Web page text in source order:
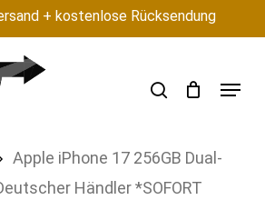
+ kostenlose Rücksendung
search Menu
Apple iPhone 17 256GB Dual-
Händler *SOFORT